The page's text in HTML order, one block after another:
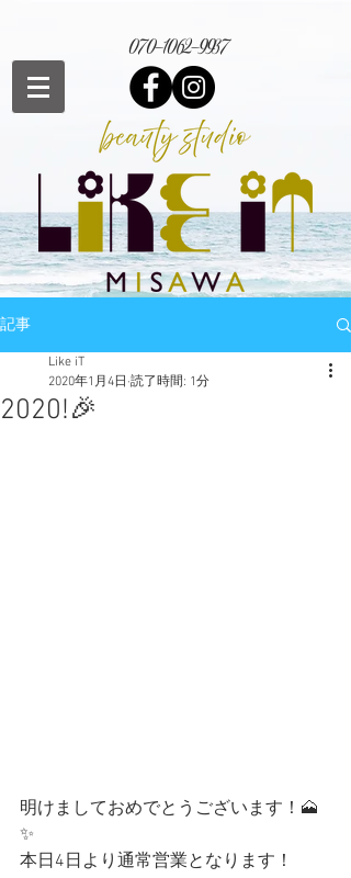
070-1062-9937
記事
2020!🎉
Like iT
2020年1月4日 読了時間: 1分
明けましておめでとうございます！🗻
✨
本日4日より通常営業となります！